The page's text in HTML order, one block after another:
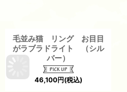
毛並み猫 リング お目目
がラブラドライト （シル
バー）
46,100円(税込)